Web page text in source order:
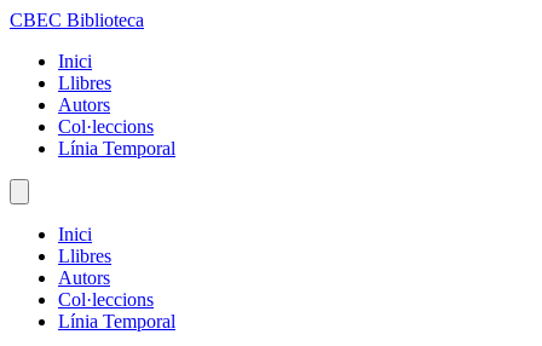
CBEC Biblioteca
Inici
Llibres
Autors
Col·leccions
Línia Temporal
Inici
Llibres
Autors
Col·leccions
Línia Temporal